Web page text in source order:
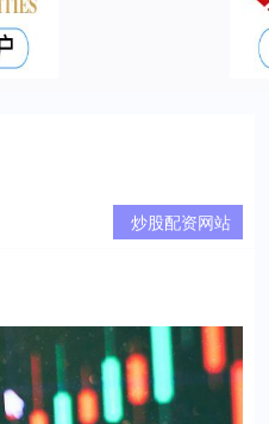
炒股配资网站